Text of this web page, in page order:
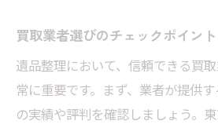
買取業者選びのチェックポイント
遺品整理において、信頼できる買
常に重要です。まず、業者が提供
の実績や評判を確認しましょう。